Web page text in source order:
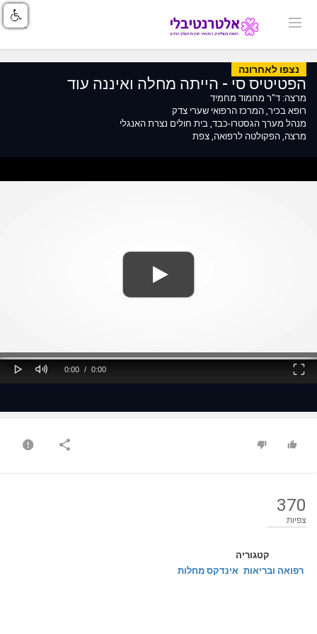
נצפו לאחרונה
הפטיטיס סי - הייתה מחלה ואיננה עוד
מרצה: ד"ר מחמוד מחמיד
רופא בכיר, המרכז הרפואי שערי צדק
מנהל מערך הגסטרו-כבד, בית חולים נצרת האנגלי
מרצה, הפקולטה לרפואה, צפת
Play Mute
Current
0:00 /
Duration
0:00
Fullscreen
370
צפיות
קטגוריה
רפואה ובריאות אינדקס מחלות